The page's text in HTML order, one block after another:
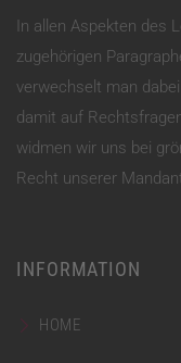
In allen Aspekten des
zugehörigen
verwechselt man
damit auf
widmen wir uns bei
Recht unserer
INFORMATION
HOME